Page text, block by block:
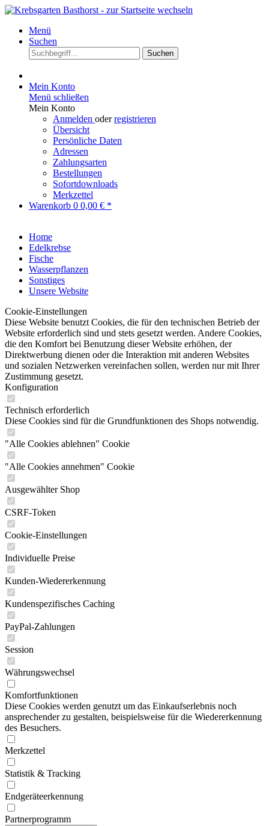
Menü
Suchen
Suchen
Mein Konto
Menü schließen
Mein Konto
Anmelden oderregistrieren
Übersicht
Persönliche Daten
Adressen
Zahlungsarten
Bestellungen
Sofortdownloads
Merkzettel
Warenkorb 0 0,00 € *
Home
Edelkrebse
Fische
Wasserpflanzen
Sonstiges
Unsere Website
Cookie-Einstellungen
Diese Website benutzt Cookies, die für den technischen Betrieb der
Website erforderlich sind und stets gesetzt werden. Andere Cookies,
die den Komfort bei Benutzung dieser Website erhöhen, der
Direktwerbung dienen oder die Interaktion mit anderen Websites
und sozialen Netzwerken vereinfachen sollen, werden nur mit Ihrer
Zustimmung gesetzt.
Konfiguration
Technisch erforderlich
Diese Cookies sind für die Grundfunktionen des Shops notwendig.
"Alle Cookies ablehnen" Cookie
"Alle Cookies annehmen" Cookie
Ausgewählter Shop
CSRF-Token
Cookie-Einstellungen
Individuelle Preise
Kunden-Wiedererkennung
Kundenspezifisches Caching
PayPal-Zahlungen
Session
Währungswechsel
Komfortfunktionen
Diese Cookies werden genutzt um das Einkaufserlebnis noch
ansprechender zu gestalten, beispielsweise für die Wiedererkennung
des Besuchers.
Merkzettel
Statistik & Tracking
Endgeräteerkennung
Partnerprogramm